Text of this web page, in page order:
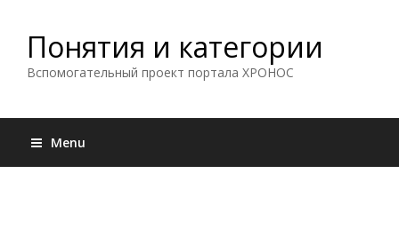
Понятия и категории
Вспомогательный проект портала ХРОНОС
Menu